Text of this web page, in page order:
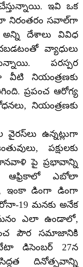
ఇవి ఒక
నిరంతరం సవాల్‌గా
అన్ని దేశాలు వివిధ
వ్యాధులు
పరస్పర
వీటి నియంత్రణకు
ప్రపంచ ఆరోగ్య
నియంత్రణకు
వైరస్‌లు ఉన్నట్లుగా
పక్షులకు
పై ప్రభావాన్ని
ఆఫ్రికాలో ఎబోలా
ఇంకా డింగా డింగా
19 మనకు అనేక
మనం ఎలా ఉండాలో,
పౌర సమాజానికి
డిసెంబర్‌ 27న
దినోత్సవాన్ని